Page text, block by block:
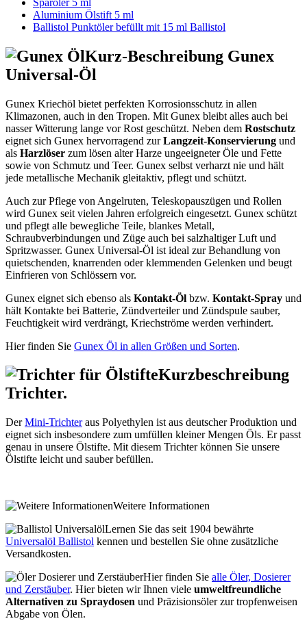
Aluminium Ölstift 5 ml
Ballistol Punktöler befüllt mit 15 ml Ballistol
Kurz-Beschreibung Gunex
Universal-Öl
Gunex Kriechöl bietet perfekten Korrosionsschutz in allen
Klimazonen, auch in den Tropen. Mit Gunex bleibt alles auch bei
nasser Witterung lange vor Rost geschützt. Neben dem Rostschutz
eignet sich Gunex hervorragend zurLangzeit-Konservierung und
als Harzlöser zum lösen alter Harze ungeeigneter Öle und Fette
sowie von Schmutz und Teer. Gunex selbst verharzt nie und hält
jede metallische Mechanik gleitaktiv, pflegt und schützt.
Auch zur Pflege von Angelruten, Teleskopauszügen und Rollen
wird Gunex seit vielen Jahren erfolgreich eingesetzt. Gunex schützt
und pflegt alle bewegliche Teile, blankes Metall,
Schraubverbindungen und Züge auch bei salzhaltiger Luft und
Spritzwasser. Gunex Universal-Öl ist ideal zur Behandlung von
quietschenden, knarrenden oder klemmenden Gelenken und beugt
Einfrieren von Schlössern vor.
Gunex eignet sich ebenso als Kontakt-Öl bzw. Kontakt-Spray und
hält Kontakte bei Batterie, Zündverteiler und Zündspule sauber,
Feuchtigkeit wird verdrängt, Kriechströme werden verhindert.
Hier finden Sie Gunex Öl in allen Größen und Sorten.
Kurzbeschreibung
Trichter.
DerMini-Trichteraus Polyethylen ist aus deutscher Produktion und
eignet sich insbesondere zum umfüllen kleiner Mengen Öls. Er passt
genau in unsere Ölstifte. Mit diesem Trichter können Sie unsere
Ölstifte leicht und sauber befüllen.
Weitere Informationen
Lernen Sie das seit 1904 bewährte
Universalöl Ballistol kennen und bestellen Sie ohne zusätzliche
Versandkosten.
Hier finden Sie alle Öler, Dosierer
und Zerstäuber. Hier bieten wir Ihnen viele umweltfreundliche
Alternativen zu Spraydosen und Präzisionsöler zur tropfenweisen
Abgabe von Ölen.